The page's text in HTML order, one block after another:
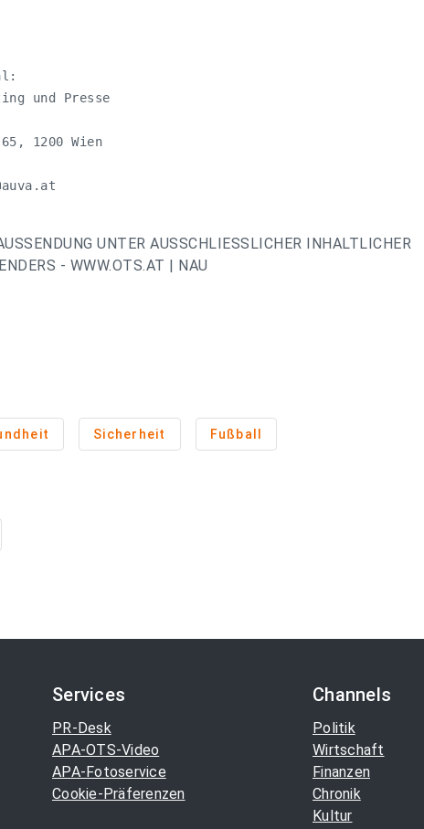
und Presse
1200 Wien
UNTER AUSSCHLIESSLICHER INHALTLICHER
- WWW.OTS.AT | NAU
Sicherheit Fußball
Services
PR-Desk
APA-OTS-Video
APA-Fotoservice
Cookie-Präferenzen
Channels
Politik
Wirtschaft
Finanzen
Chronik
Kultur